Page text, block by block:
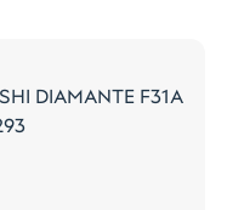
DIAMANTE F31A
DIAMANTE F31A Зад